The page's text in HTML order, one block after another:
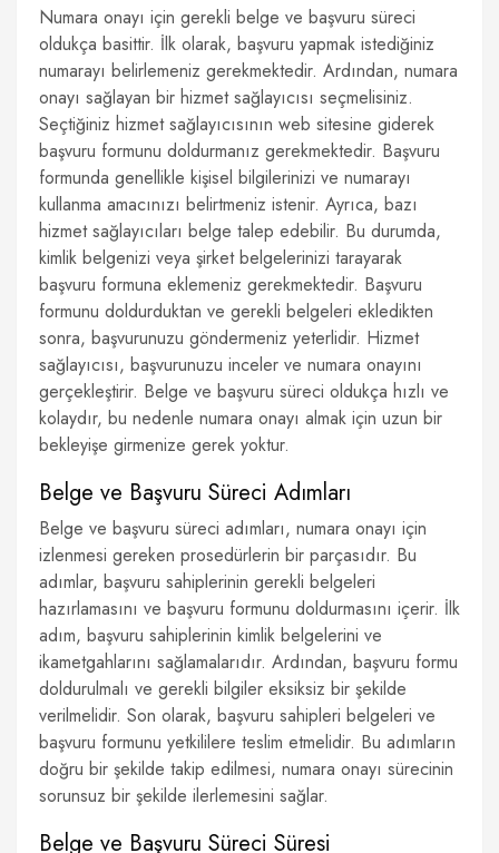
Numara onayı için gerekli belge ve başvuru süreci
oldukça basittir. İlk olarak, başvuru yapmak istediğiniz
numarayı belirlemeniz gerekmektedir. Ardından, numara
onayı sağlayan bir hizmet sağlayıcısı seçmelisiniz.
Seçtiğiniz hizmet sağlayıcısının web sitesine giderek
başvuru formunu doldurmanız gerekmektedir. Başvuru
formunda genellikle kişisel bilgilerinizi ve numarayı
kullanma amacınızı belirtmeniz istenir. Ayrıca, bazı
hizmet sağlayıcıları belge talep edebilir. Bu durumda,
kimlik belgenizi veya şirket belgelerinizi tarayarak
başvuru formuna eklemeniz gerekmektedir. Başvuru
formunu doldurduktan ve gerekli belgeleri ekledikten
sonra, başvurunuzu göndermeniz yeterlidir. Hizmet
sağlayıcısı, başvurunuzu inceler ve numara onayını
gerçekleştirir. Belge ve başvuru süreci oldukça hızlı ve
kolaydır, bu nedenle numara onayı almak için uzun bir
bekleyişe girmenize gerek yoktur.
Belge ve Başvuru Süreci Adımları
Belge ve başvuru süreci adımları, numara onayı için
izlenmesi gereken prosedürlerin bir parçasıdır. Bu
adımlar, başvuru sahiplerinin gerekli belgeleri
hazırlamasını ve başvuru formunu doldurmasını içerir. İlk
adım, başvuru sahiplerinin kimlik belgelerini ve
ikametgahlarını sağlamalarıdır. Ardından, başvuru formu
doldurulmalı ve gerekli bilgiler eksiksiz bir şekilde
verilmelidir. Son olarak, başvuru sahipleri belgeleri ve
başvuru formunu yetkililere teslim etmelidir. Bu adımların
doğru bir şekilde takip edilmesi, numara onayı sürecinin
sorunsuz bir şekilde ilerlemesini sağlar.
Belge ve Başvuru Süreci Süresi